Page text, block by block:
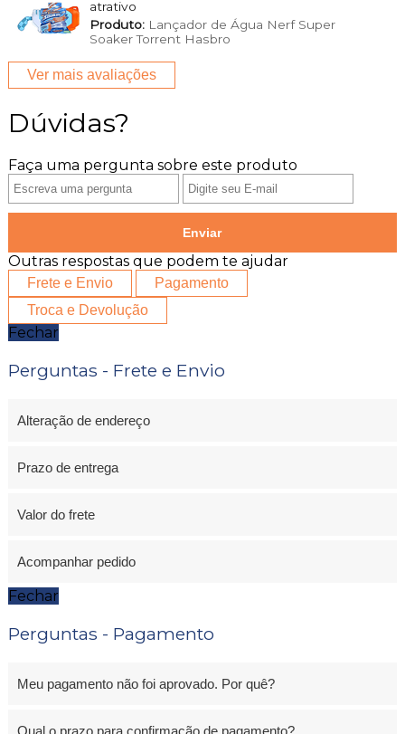
atrativo
Produto:Lançador de Água Nerf Super
Soaker Torrent Hasbro
Ver mais avaliações
Dúvidas?
Faça uma pergunta sobre este produto
Enviar
Outras respostas que podem te ajudar
Frete e Envio
Pagamento
Troca e Devolução
Fechar
Perguntas - Frete e Envio
Alteração de endereço
Prazo de entrega
Valor do frete
Acompanhar pedido
Fechar
Perguntas - Pagamento
Meu pagamento não foi aprovado. Por quê?